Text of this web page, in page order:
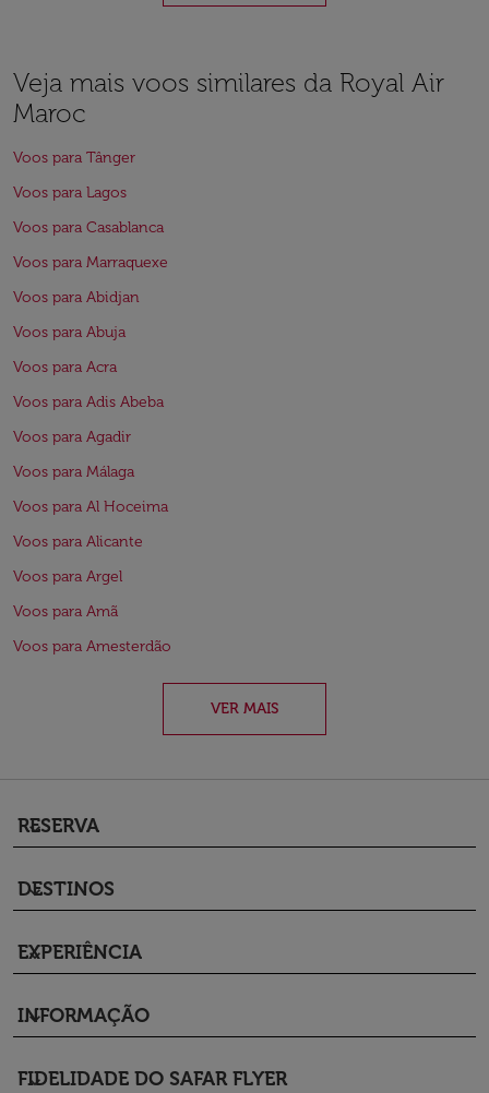
Veja mais voos similares da Royal Air
Maroc
Voos para Tânger
Voos para Lagos
Voos para Casablanca
Voos para Marraquexe
Voos para Abidjan
Voos para Abuja
Voos para Acra
Voos para Adis Abeba
Voos para Agadir
Voos para Málaga
Voos para Al Hoceima
Voos para Alicante
Voos para Argel
Voos para Amã
Voos para Amesterdão
VER MAIS
RESERVA
keyboard_arrow_down
DESTINOS
keyboard_arrow_down
EXPERIÊNCIA
keyboard_arrow_down
INFORMAÇÃO
keyboard_arrow_down
FIDELIDADE DO SAFAR FLYER
keyboard_arrow_down